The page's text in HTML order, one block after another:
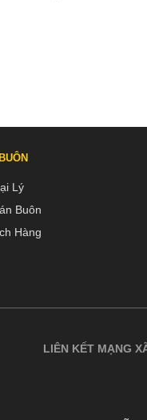
Lý
Buôn
Hàng
LIÊN KẾT MẠNG